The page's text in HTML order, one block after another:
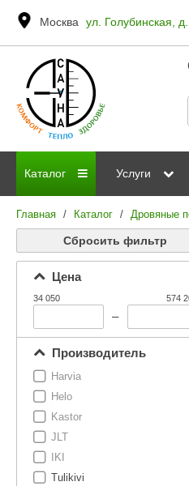
Москва ул. Голубинская,
Каталог
Дровяные печи
Электрические печи
Камни для печей
Двери для сауны
Аксессуары
Ароматерапия
Услуги
Сауны
ИК сауны
Grandis
Kastor
Steam and Water
SPA-Технология
Иди в Баню
Spitzner
Mondex
Black Banya
Главная / Каталог / Дровяные
Сбросить фильтр
Цена
34 050
–
574
Производитель
Harvia
Helo
Kastor
JLT
IKI
Tulikivi